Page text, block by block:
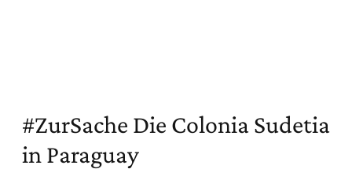
#ZurSache Die Colonia Sudetia
in Paraguay